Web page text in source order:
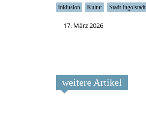
Inklusion Kultur Stadt Ingolstadt
17. März 2026
weitere Artikel